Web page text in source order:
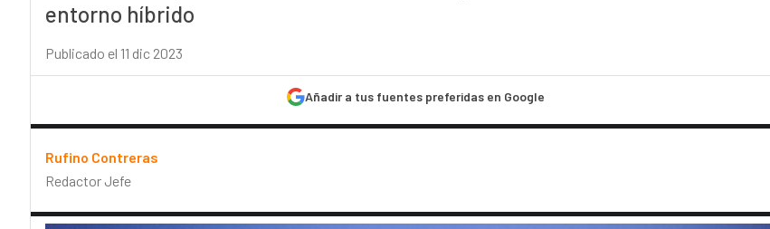
entorno híbrido
Publicado el 11 dic 2023
Añadir a tus fuentes preferidas en Google
Rufino Contreras
Redactor Jefe